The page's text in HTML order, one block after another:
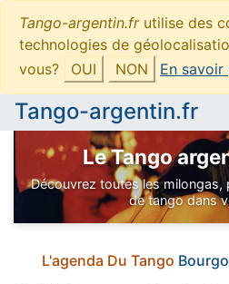
Tango-argentin.frutilise des
technologies de
vous?
OUI NON En savoir
Tango-argentin.fr
Le Tango
Découvrez toutes les milongas,
de tango dans
L'agenda Du Tango